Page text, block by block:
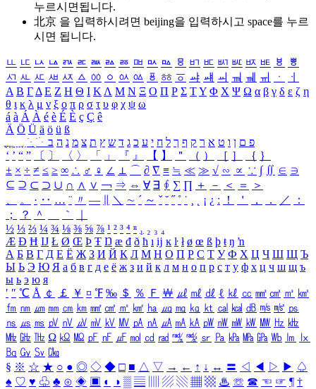
누르시면됩니다.
北京 을 입력하시려면 beijing을 입력하시고 space를 누르
시면 됩니다.
ㅥ ㅦ ㅧ ㅨ ㅩ ㅪ ㅫ ㅬ ㅭ ㅮ ㅯ ㅰ ㅱ ㅲ ㅳ ㅴ ㅵ ㅶ ㅷ ㅸ
ㅹ
ㅺ ㅻ ㅼ ㅽ ㅾ ㅿ ㆀ ㆁ ㆂ ㆃ ㆄ ㆅ ㆆ ㆇ ㆈ ㆉ ㆊ ㆋ ㆌ ㆍ
ㆎ
Α Β ΓΔ Ε Ζ Η Θ Ι ΚΛ Μ Ν Ξ Ο Π Ρ Σ ΤΥ Φ Χ Ψ Ω α β γ δ ε ζ η
θ ι κ λ μ ν ξ ο π ρ σ τ υ φ χ ψ ω
á à Á À é è É È ç Ç ê
Ä Ö Ü ä ö ü ß
ִֶֹ ֻּ ׁׂ פ ם ן ו ט א ר ק ף ך ל ח י ע כ ג ד ש ץ ת צ מ נ ה ב
‘ ’ “ ” 〔 〕 〈 〉 「 」 『 』 【 】 ＂ （ ） ［ ］ ｛ ｝
± × ÷ ≠ ≤ ≥ ∞ ∴ ♂ ♀ ∠ ⊥ ⌒ ∂ ∇ ≡ ≒ ≪ ≫ √ ∽ ∝ ∵ ∫ ∬ ∈ ∋
⊆ ⊇ ⊂ ⊃ ∪ ∩ ∧ ∨ ￢ ⇒ ⇔ ∀ ∃ ∮ ∑ ∏ ＋ － ＜ ＝
＞
、
。 · ‥ … ¨ 〃 ― ＼ ∼ ´ ～ ˇ ˘ ˝ ˚ ˙ ¸ ¡ ¿ ː ！ ＇ ， ． ／
：
；
？ ＾ ｀
½ ⅓ ⅔ ¼ ¾ ⅛ ⅜ ⅝ ⅞ ¹ ² ³ ⁴ ⁿ ₁ ₂ ₃ ₄
Æ Ð Ħ Ĳ Ł Ø Œ Þ Ŧ Ŋ æ đ ð ħ ı ĳ ĸ ŀ ł ø œ ß þ ŧ ŋ ŉ
А Б В Г Д Е Ё Ж З И Й К Л М Н О П Р С Т У Ф Х Ц Ч Ш Щ Ъ
Ы Ь Э Ю Я а б в г д е ё ж з и й к л м н о п р с т у ф х ц ч ш щ ъ
ы ь э ю я
′ ″ ℃ Å ￠ ￡ ￥ ¤ ℉ ‰ ＄ ％ Ｆ ￦ ㎕ ㎖ ㎗ ℓ ㎘ ㏄ ㎣ ㎤ ㎥ ㎦
㎙ ㎚ ㎛ ㎜ ㎝ ㎞ ㎟ ㎠ ㎡ ㎢ ㏊ ㎍ ㎎ ㎏ ㏏ ㎈ ㎉ ㏈ ㎧ ㎨ ㎰
㎱ ㎲ ㎳ ㎴ ㎵ ㎶ ㎷ ㎸ ㎹ ㎀ ㎁ ㎂ ㎃ ㎄ ㎺ ㎻ ㎽ ㎾ ㎿ ㎐ ㎑
㎒ ㎓ ㎔ Ω ㏀ ㏁ ㎊ ㎋ ㎌ ㏖ ㏅ ㎭ ㎮ ㎯ ㏛ ㎩ ㎪ ㎫ ㎬ ㏝ ㏐
㏓
㏃ ㏉ ㏜ ㏆
§ ※ ☆ ★ ○ ● ◎ ◇ ◆ □ ■ △ ▽ → ← ↑ ↓ ↔ 〓 ◁ ◀ ▷ ▶ ♤
♠ ♡ ♥ ♧ ♣ ⊙ ◈ ▣ ◐ ◑ ▒ ▤ ▨ ▧ ▦ ▩ ♨ ☏ ☎ ☜ ☞ ¶ †